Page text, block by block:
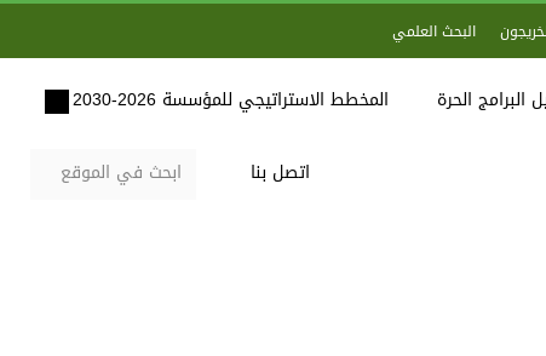
البحث العلمي
البرامج الحرة المخطط الاستراتيجي للمؤسسة 2026-2030
اتصل بنا